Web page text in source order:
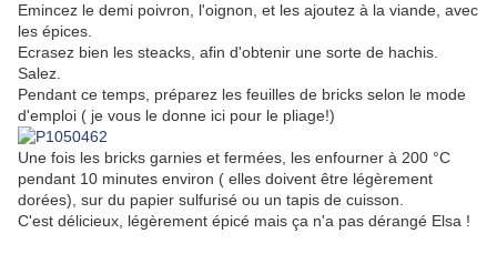
Emincez le demi poivron, l'oignon, et les ajoutez à la viande, avec
les épices.
Ecrasez bien les steacks, afin d'obtenir une sorte de hachis.
Salez.
Pendant ce temps, préparez les feuilles de bricks selon le mode
d'emploi ( je vous le donne ici pour le pliage!)
Une fois les bricks garnies et fermées, les enfourner à 200 °C
pendant 10 minutes environ ( elles doivent être légèrement
dorées), sur du papier sulfurisé ou un tapis de cuisson.
C'est délicieux, légèrement épicé mais ça n'a pas dérangé Elsa !